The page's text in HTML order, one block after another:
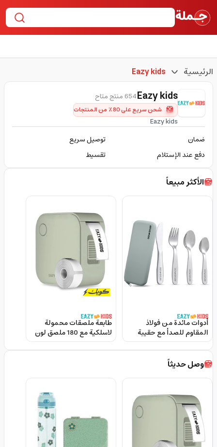
الرئيسية Eazy kids
Eazy kids654 منتج متاح
شحن سريع على 80٪ من المنتجات
Eazy kids
ضمان
توصيل سريع
دفع عند الإستلام
تقسيط
الأكثر مبيعاً
أدوات مائدة من فولاذ
المقاوم للصدأ مع حقيبة
سيليكون باللون الرمادي و
يحتوي على 4 قطع من إيزي
كيدز Eazy Kids Stainless
Steel Cutlery With
Silicone Pouch Grey 4pcs
طابعة ملصقات محمولة
لاسلكية مع 180 ملصق لون
اخضر من ايزي كيدز Eazy
Kids Mini Label Maker
وصل حديثاً